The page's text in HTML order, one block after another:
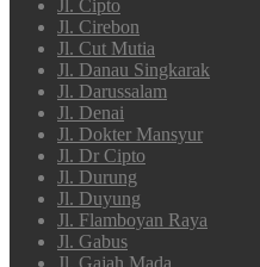
Jl. Cipto
Jl. Cirebon
Jl. Cut Mutia
Jl. Danau Singkarak
Jl. Darussalam
Jl. Denai
Jl. Dokter Mansyur
Jl. Dr Cipto
Jl. Durung
Jl. Duyung
Jl. Flamboyan Raya
Jl. Gabus
Jl. Gajah Mada